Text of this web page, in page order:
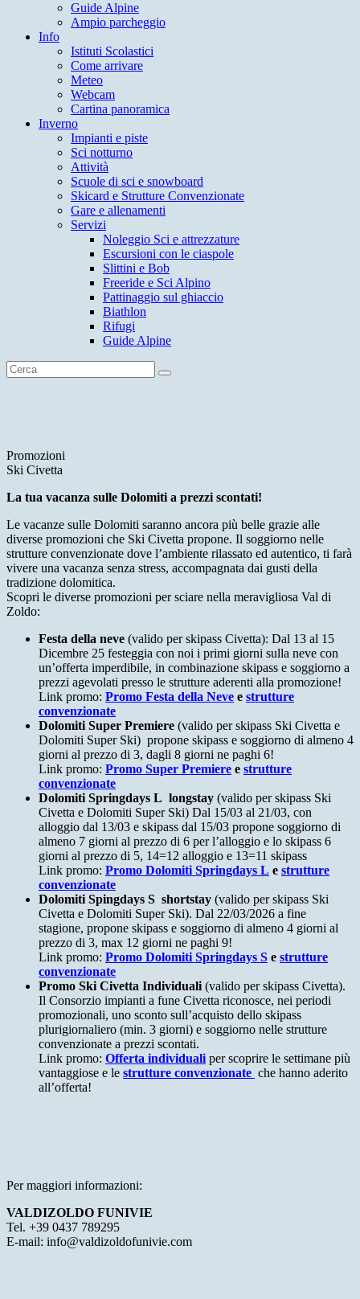
Guide Alpine
Ampio parcheggio
Info
Istituti Scolastici
Come arrivare
Meteo
Webcam
Cartina panoramica
Inverno
Impianti e piste
Sci notturno
Attività
Scuole di sci e snowboard
Skicard e Strutture Convenzionate
Gare e allenamenti
Servizi
Noleggio Sci e attrezzature
Escursioni con le ciaspole
Slittini e Bob
Freeride e Sci Alpino
Pattinaggio sul ghiaccio
Biathlon
Rifugi
Guide Alpine
Promozioni
Ski Civetta
La tua vacanza sulle Dolomiti a prezzi scontati!
Le vacanze sulle Dolomiti saranno ancora più belle grazie alle
diverse promozioni che Ski Civetta propone. Il soggiorno nelle
strutture convenzionate dove l’ambiente rilassato ed autentico, ti farà
vivere una vacanza senza stress, accompagnata dai gusti della
tradizione dolomitica.
Scopri le diverse promozioni per sciare nella meravigliosa Val di
Zoldo:
Festa della neve (valido per skipass Civetta): Dal 13 al 15
Dicembre 25 festeggia con noi i primi giorni sulla neve con
un’offerta imperdibile, in combinazione skipass e soggiorno a
prezzi agevolati presso le strutture aderenti alla promozione!
Link promo: Promo Festa della Neve e strutture
convenzionate
Dolomiti Super Premiere (valido per skipass Ski Civetta e
Dolomiti Super Ski) propone skipass e soggiorno di almeno 4
giorni al prezzo di 3, dagli 8 giorni ne paghi 6!
Link promo: Promo Super Premiere e strutture
convenzionate
Dolomiti Springdays L longstay (valido per skipass Ski
Civetta e Dolomiti Super Ski) Dal 15/03 al 21/03, con
alloggio dal 13/03 e skipass dal 15/03 propone soggiorno di
almeno 7 giorni al prezzo di 6 per l’alloggio e lo skipass 6
giorni al prezzo di 5, 14=12 alloggio e 13=11 skipass
Link promo: Promo Dolomiti Springdays L e strutture
convenzionate
Dolomiti Spingdays S shortstay (valido per skipass Ski
Civetta e Dolomiti Super Ski). Dal 22/03/2026 a fine
stagione, propone skipass e soggiorno di almeno 4 giorni al
prezzo di 3, max 12 giorni ne paghi 9!
Link promo: Promo Dolomiti Springdays S e strutture
convenzionate
Promo Ski Civetta Individuali (valido per skipass Civetta).
Il Consorzio impianti a fune Civetta riconosce, nei periodi
promozionali, uno sconto sull’acquisto dello skipass
plurigiornaliero (min. 3 giorni) e soggiorno nelle strutture
convenzionate a prezzi scontati.
Link promo: Offerta individuali per scoprire le settimane più
vantaggiose e le strutture convenzionate che hanno aderito
all’offerta!
Per maggiori informazioni:
VALDIZOLDO FUNIVIE
Tel. +39 0437 789295
E-mail: info@valdizoldofunivie.com